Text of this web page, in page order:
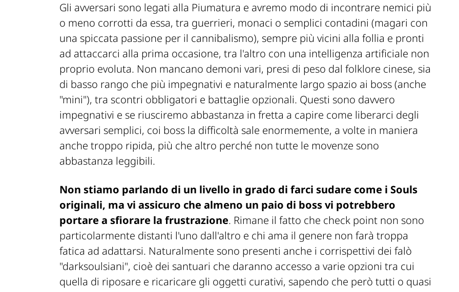
Gli avversari sono legati alla Piumatura e avremo modo di incontrare nemici più
o meno corrotti da essa, tra guerrieri, monaci o semplici contadini (magari con
una spiccata passione per il cannibalismo), sempre più vicini alla follia e pronti
ad attaccarci alla prima occasione, tra l'altro con una intelligenza artificiale non
proprio evoluta. Non mancano demoni vari, presi di peso dal folklore cinese, sia
di basso rango che più impegnativi e naturalmente largo spazio ai boss (anche
"mini"), tra scontri obbligatori e battaglie opzionali. Questi sono davvero
impegnativi e se riusciremo abbastanza in fretta a capire come liberarci degli
avversari semplici, coi boss la difficoltà sale enormemente, a volte in maniera
anche troppo ripida, più che altro perché non tutte le movenze sono
abbastanza leggibili.
Non stiamo parlando di un livello in grado di farci sudare come i Souls
originali, ma vi assicuro che almeno un paio di boss vi potrebbero
portare a sfiorare la frustrazione. Rimane il fatto che check point non sono
particolarmente distanti l'uno dall'altro e chi ama il genere non farà troppa
fatica ad adattarsi. Naturalmente sono presenti anche i corrispettivi dei falò
"darksoulsiani", cioè dei santuari che daranno accesso a varie opzioni tra cui
quella di riposare e ricaricare gli oggetti curativi, sapendo che però tutti o quasi